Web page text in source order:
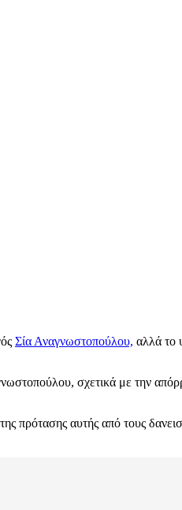
Σία Αναγνωστοπούλου, αλλά το
σχετικά με την
αυτής από τους